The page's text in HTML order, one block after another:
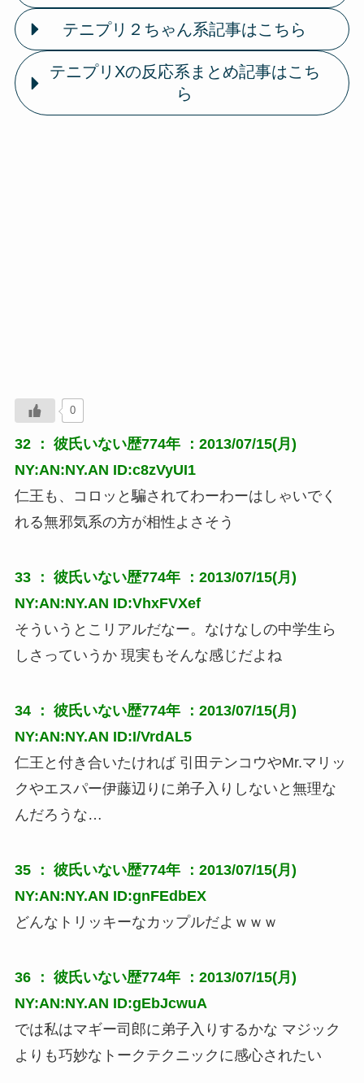
テニプリ２ちゃん系記事はこちら
テニプリXの反応系まとめ記事はこち
ら
0
32 ： 彼氏いない歴774年
：2013/07/15(月)
NY:AN:NY.AN ID:c8zVyUI1
仁王も、コロッと騙されてわーわーはしゃいでく
れる無邪気系の方が相性よさそう
33 ： 彼氏いない歴774年
：2013/07/15(月)
NY:AN:NY.AN ID:VhxFVXef
そういうとこリアルだなー。なけなしの中学生ら
しさっていうか 現実もそんな感じだよね
34 ： 彼氏いない歴774年
：2013/07/15(月)
NY:AN:NY.AN ID:I/VrdAL5
仁王と付き合いたければ 引田テンコウやMr.マリッ
クやエスパー伊藤辺りに弟子入りしないと無理な
んだろうな…
35 ： 彼氏いない歴774年
：2013/07/15(月)
NY:AN:NY.AN ID:gnFEdbEX
どんなトリッキーなカップルだよｗｗｗ
36 ： 彼氏いない歴774年
：2013/07/15(月)
NY:AN:NY.AN ID:gEbJcwuA
では私はマギー司郎に弟子入りするかな マジック
よりも巧妙なトークテクニックに感心されたい